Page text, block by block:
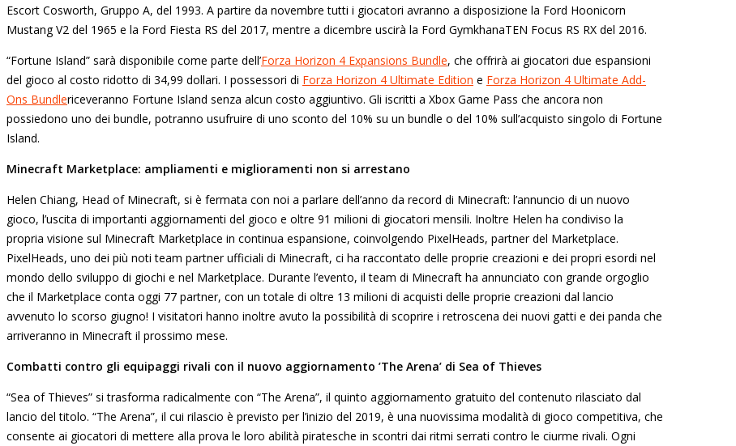
Escort Cosworth, Gruppo A, del 1993. A partire da novembre tutti i giocatori avranno a disposizione la Ford Hoonicorn
Mustang V2 del 1965 e la Ford Fiesta RS del 2017, mentre a dicembre uscirà la Ford GymkhanaTEN Focus RS RX del 2016.
“Fortune Island” sarà disponibile come parte dell’Forza Horizon 4 Expansions Bundle, che offrirà ai giocatori due espansioni
del gioco al costo ridotto di 34,99 dollari. I possessori di Forza Horizon 4 Ultimate Edition e Forza Horizon 4 Ultimate Add-
Ons Bundlericeveranno Fortune Island senza alcun costo aggiuntivo. Gli iscritti a Xbox Game Pass che ancora non
possiedono uno dei bundle, potranno usufruire di uno sconto del 10% su un bundle o del 10% sull’acquisto singolo di Fortune
Island.
Minecraft Marketplace: ampliamenti e miglioramenti non si arrestano
Helen Chiang, Head of Minecraft, si è fermata con noi a parlare dell’anno da record di Minecraft: l’annuncio di un nuovo
gioco, l’uscita di importanti aggiornamenti del gioco e oltre 91 milioni di giocatori mensili. Inoltre Helen ha condiviso la
propria visione sul Minecraft Marketplace in continua espansione, coinvolgendo PixelHeads, partner del Marketplace.
PixelHeads, uno dei più noti team partner ufficiali di Minecraft, ci ha raccontato delle proprie creazioni e dei propri esordi nel
mondo dello sviluppo di giochi e nel Marketplace. Durante l’evento, il team di Minecraft ha annunciato con grande orgoglio
che il Marketplace conta oggi 77 partner, con un totale di oltre 13 milioni di acquisti delle proprie creazioni dal lancio
avvenuto lo scorso giugno! I visitatori hanno inoltre avuto la possibilità di scoprire i retroscena dei nuovi gatti e dei panda che
arriveranno in Minecraft il prossimo mese.
Combatti contro gli equipaggi rivali con il nuovo aggiornamento ’The Arena’ di Sea of Thieves
“Sea of Thieves” si trasforma radicalmente con “The Arena”, il quinto aggiornamento gratuito del contenuto rilasciato dal
lancio del titolo. “The Arena”, il cui rilascio è previsto per l’inizio del 2019, è una nuovissima modalità di gioco competitiva, che
consente ai giocatori di mettere alla prova le loro abilità piratesche in scontri dai ritmi serrati contro le ciurme rivali. Ogni